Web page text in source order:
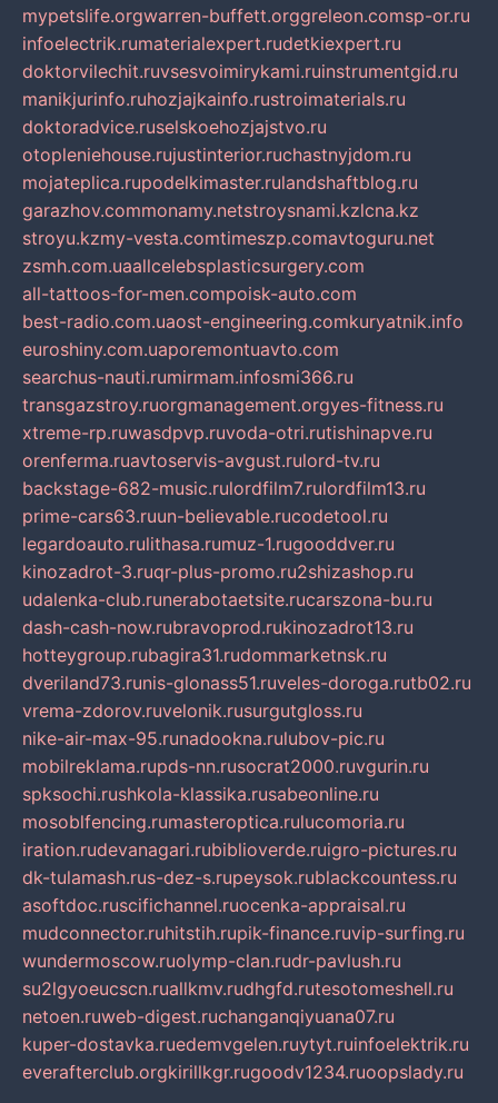
mypetslife.orgwarren-buffett.orggreleon.comsp-or.ru
infoelectrik.rumaterialexpert.rudetkiexpert.ru
doktorvilechit.ruvsesvoimirykami.ruinstrumentgid.ru
manikjurinfo.ruhozjajkainfo.rustroimaterials.ru
doktoradvice.ruselskoehozjajstvo.ru
otopleniehouse.rujustinterior.ruchastnyjdom.ru
mojateplica.rupodelkimaster.rulandshaftblog.ru
garazhov.commonamy.netstroysnami.kzlcna.kz
stroyu.kzmy-vesta.comtimeszp.comavtoguru.net
zsmh.com.uaallcelebsplasticsurgery.com
all-tattoos-for-men.compoisk-auto.com
best-radio.com.uaost-engineering.comkuryatnik.info
euroshiny.com.uaporemontuavto.com
searchus-nauti.rumirmam.infosmi366.ru
transgazstroy.ruorgmanagement.orgyes-fitness.ru
xtreme-rp.ruwasdpvp.ruvoda-otri.rutishinapve.ru
orenferma.ruavtoservis-avgust.rulord-tv.ru
backstage-682-music.rulordfilm7.rulordfilm13.ru
prime-cars63.ruun-believable.rucodetool.ru
legardoauto.rulithasa.rumuz-1.rugooddver.ru
kinozadrot-3.ruqr-plus-promo.ru2shizashop.ru
udalenka-club.runerabotaetsite.rucarszona-bu.ru
dash-cash-now.rubravoprod.rukinozadrot13.ru
hotteygroup.rubagira31.rudommarketnsk.ru
dveriland73.runis-glonass51.ruveles-doroga.rutb02.ru
vrema-zdorov.ruvelonik.rusurgutgloss.ru
nike-air-max-95.runadookna.rulubov-pic.ru
mobilreklama.rupds-nn.rusocrat2000.ruvgurin.ru
spksochi.rushkola-klassika.rusabeonline.ru
mosoblfencing.rumasteroptica.rulucomoria.ru
iration.rudevanagari.rubiblioverde.ruigro-pictures.ru
dk-tulamash.rus-dez-s.rupeysok.rublackcountess.ru
asoftdoc.ruscifichannel.ruocenka-appraisal.ru
mudconnector.ruhitstih.rupik-finance.ruvip-surfing.ru
wundermoscow.ruolymp-clan.rudr-pavlush.ru
su2lgyoeucscn.ruallkmv.rudhgfd.rutesotomeshell.ru
netoen.ruweb-digest.ruchanganqiyuana07.ru
kuper-dostavka.ruedemvgelen.ruytyt.ruinfoelektrik.ru
everafterclub.orgkirillkgr.rugoodv1234.ruoopslady.ru